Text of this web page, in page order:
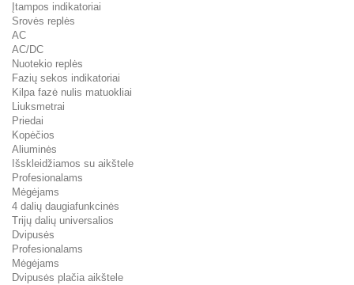
Įtampos indikatoriai
Srovės replės
AC
AC/DC
Nuotekio replės
Fazių sekos indikatoriai
Kilpa fazė nulis matuokliai
Liuksmetrai
Priedai
Kopėčios
Aliuminės
Išskleidžiamos su aikštele
Profesionalams
Mėgėjams
4 dalių daugiafunkcinės
Trijų dalių universalios
Dvipusės
Profesionalams
Mėgėjams
Dvipusės plačia aikštele